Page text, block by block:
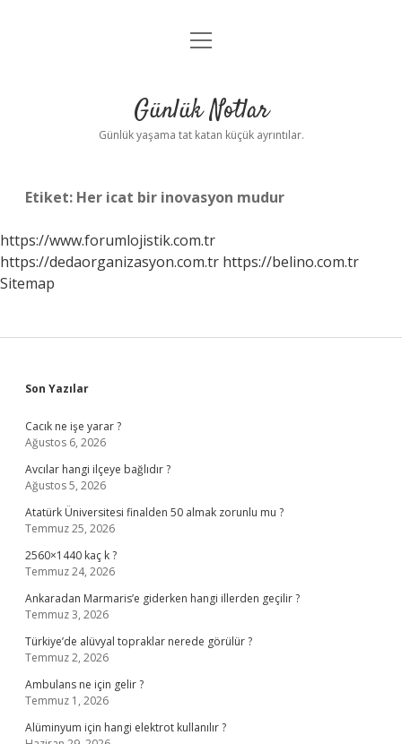
Anasayfa
Yasal Uyarı
menüyü
Günlük Notlar
Günlük yaşama tat katan küçük ayrıntılar.
Etiket: Her icat bir inovasyon mudur
https://www.forumlojistik.com.tr
https://dedaorganizasyon.com.tr https://belino.com.tr
Sitemap
Sidebar
Son Yazılar
Cacık ne işe yarar ?
Ağustos 6, 2026
Avcılar hangi ilçeye bağlıdır ?
Ağustos 5, 2026
Atatürk Üniversitesi finalden 50 almak zorunlu mu ?
Temmuz 25, 2026
2560×1440 kaç k ?
Temmuz 24, 2026
Ankaradan Marmaris’e giderken hangi illerden geçilir ?
Temmuz 3, 2026
Türkiye’de alüvyal topraklar nerede görülür ?
Temmuz 2, 2026
Ambulans ne için gelir ?
Temmuz 1, 2026
Alüminyum için hangi elektrot kullanılır ?